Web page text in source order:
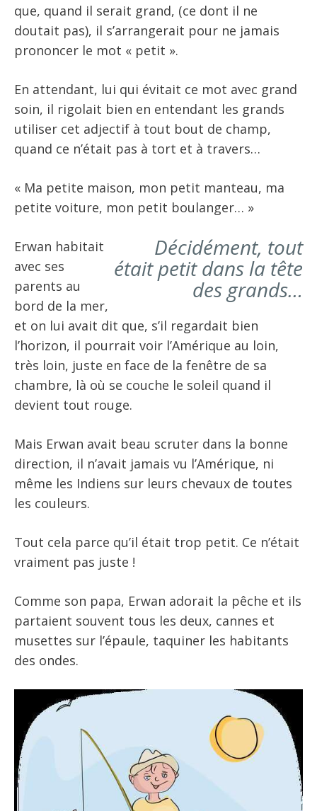
que, quand il serait grand, (ce dont il ne
doutait pas), il s’arrangerait pour ne jamais
prononcer le mot « petit ».
En attendant, lui qui évitait ce mot avec grand
soin, il rigolait bien en entendant les grands
utiliser cet adjectif à tout bout de champ,
quand ce n’était pas à tort et à travers…
« Ma petite maison, mon petit manteau, ma
petite voiture, mon petit boulanger… »
Décidément, tout
était petit dans la tête
des grands…
Erwan habitait
avec ses
parents au
bord de la mer,
et on lui avait dit que, s’il regardait bien
l’horizon, il pourrait voir l’Amérique au loin,
très loin, juste en face de la fenêtre de sa
chambre, là où se couche le soleil quand il
devient tout rouge.
Mais Erwan avait beau scruter dans la bonne
direction, il n’avait jamais vu l’Amérique, ni
même les Indiens sur leurs chevaux de toutes
les couleurs.
Tout cela parce qu’il était trop petit. Ce n’était
vraiment pas juste !
Comme son papa, Erwan adorait la pêche et ils
partaient souvent tous les deux, cannes et
musettes sur l’épaule, taquiner les habitants
des ondes.